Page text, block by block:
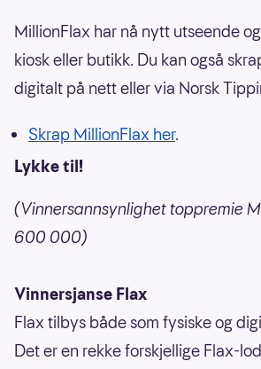
MillionFlax har nå nytt utseende
kiosk eller butikk. Du kan også
digitalt på nett eller via Norsk
Skrap MillionFlax her.
Lykke til!
(Vinnersannsynlighet toppremie
600 000)
Vinnersjanse Flax
Flax tilbys både som fysiske og
Det er en rekke forskjellige Flax-